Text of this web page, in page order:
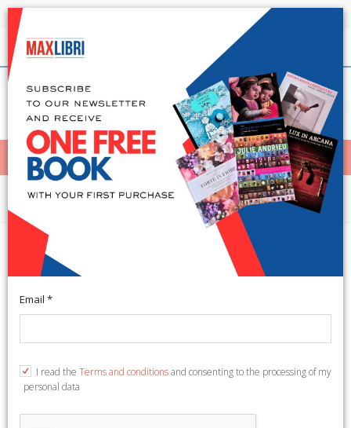
Shipping in 24h for all available books
English
< Home
MENÙ
Arts and Architecture
Oebalus. Studi sulla Campania
nell'antichità. Vol. 7
Email *
I read the Terms and conditionsand consenting to the processing of my
personal data